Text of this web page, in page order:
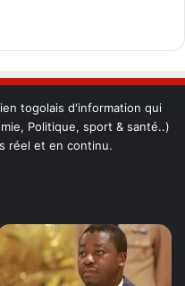
togolais d'information qui
Politique, sport & santé..)
réel et en continu.